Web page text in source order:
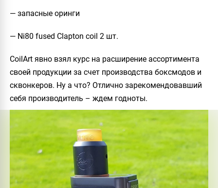
— запасные оринги
— Ni80 fused Clapton coil 2 шт.
CoilArt явно взял курс на расширение ассортимента
своей продукции за счет производства боксмодов и
сквонкеров. Ну а что? Отлично зарекомендовавший
себя производитель – ждем годноты.